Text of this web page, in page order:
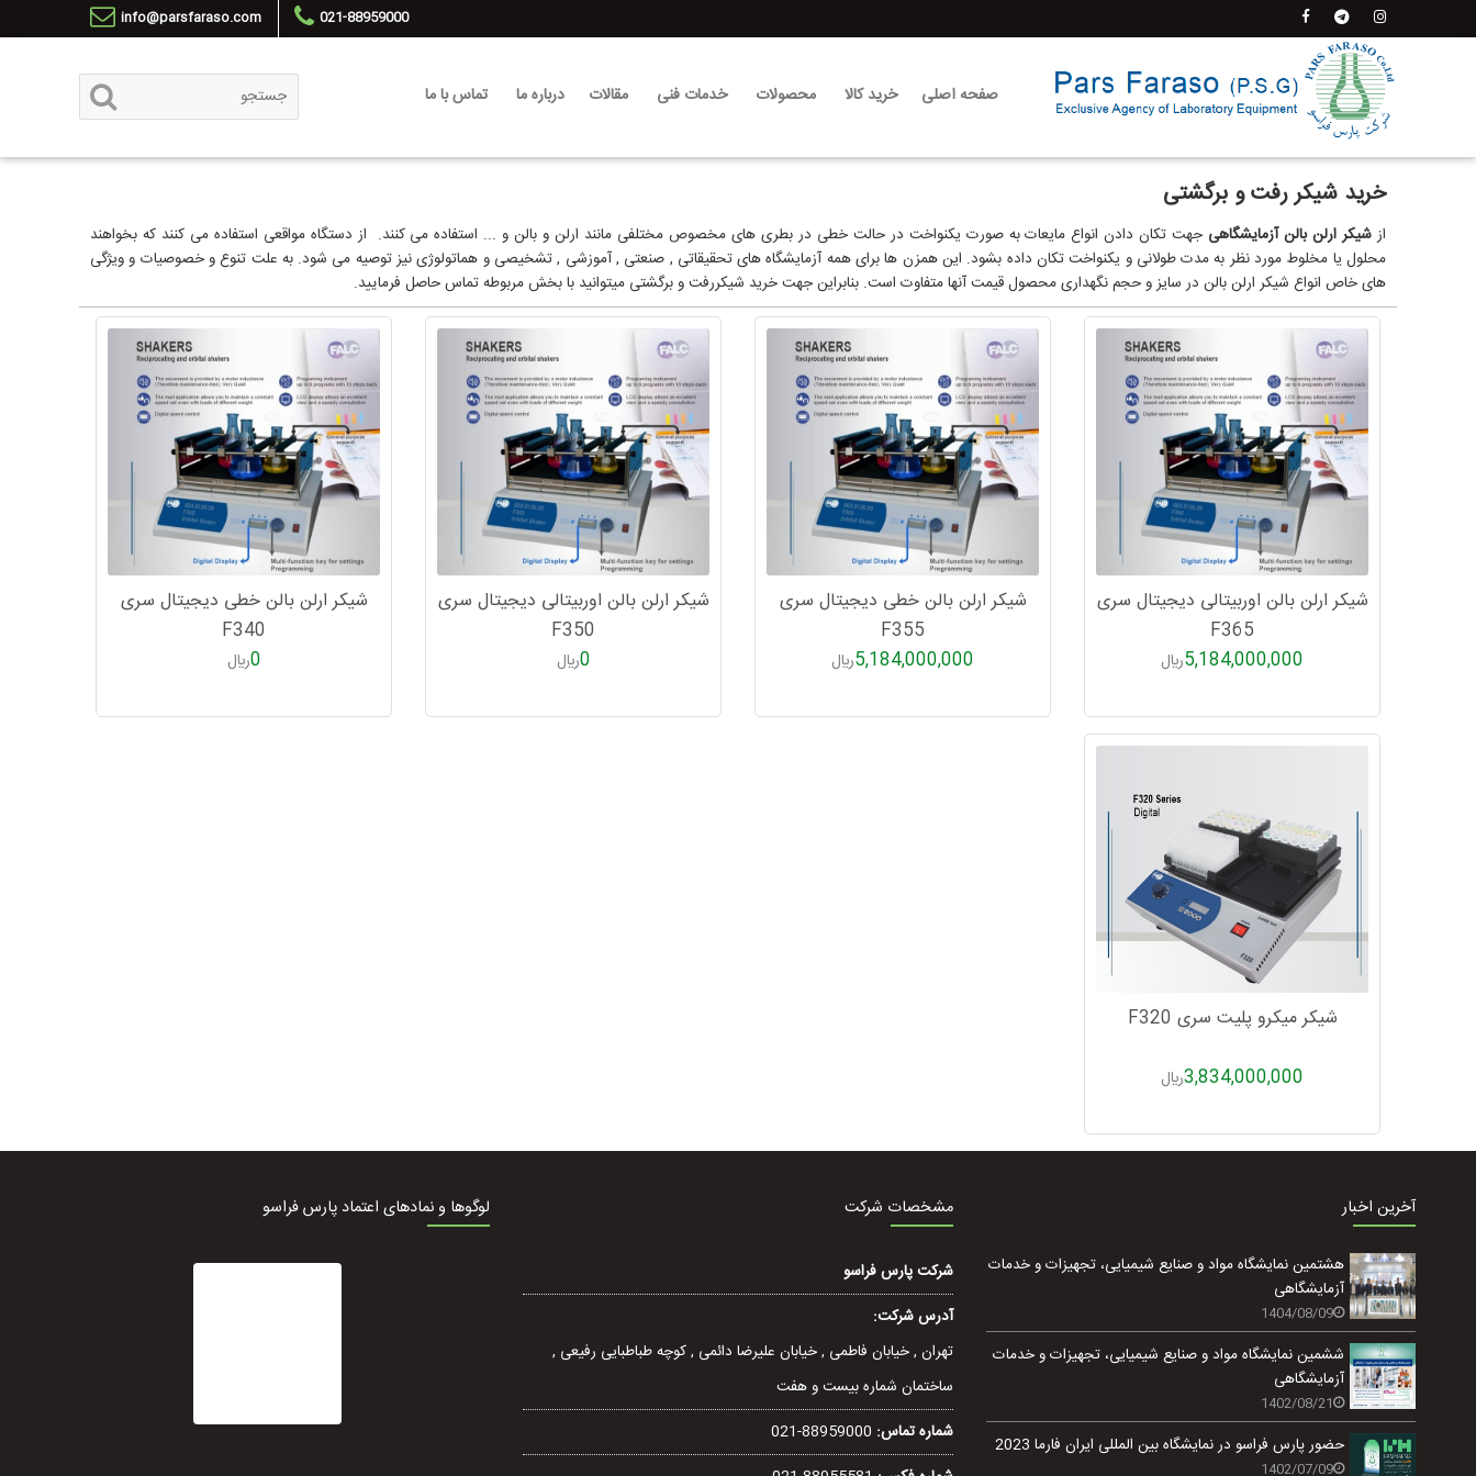
info@parsfaraso.com 021-88959000
صفحه اصلی خرید کالا محصولات خدمات فنی مقالات درباره ما تماس با ما
خرید شیکر رفت و برگشتی
از شیکر ارلن بالن آزمایشگاهی جهت تکان دادن انواع مایعات به صورت یکنواخت در حالت خطی در بطری های مخصوص مختلفی مانند ارلن و بالن و ... استفاده می کنند. از دستگاه مواقعی استفاده می کنند که بخواهند
محلول یا مخلوط مورد نظر به مدت طولانی و یکنواخت تکان داده بشود. این همزن ها برای همه آزمایشگاه های تحقيقاتی , صنعتی , آموزشی , تشخیصی و هماتولوژی نیز توصیه می شود. به علت تنوع و خصوصیات و ویژگی
های خاص انواع شیکر ارلن بالن در سایز و حجم نگهداری محصول قیمت آنها متفاوت است. بنابراین جهت خرید شیکررفت و برگشتی میتوانید با بخش مربوطه تماس حاصل فرمایید.
شیکر ارلن بالن اوربیتالی دیجیتال سری
F365
5,184,000,000ريال
شیکر ارلن بالن خطی دیجیتال سری
F355
5,184,000,000ريال
شیکر ارلن بالن اوربیتالی دیجیتال سری
F350
0ريال
شیکر ارلن بالن خطی دیجیتال سری
F340
0ريال
شیکر میکرو پلیت سری F320
3,834,000,000ريال
آخرین اخبار
هشتمین نمایشگاه مواد و صنایع شیمیایی، تجهیزات و خدمات
آزمایشگاهی
1404/08/09
ششمین نمایشگاه مواد و صنایع شیمیایی، تجهیزات و خدمات
آزمایشگاهی
1402/08/21
حضور پارس فراسو در نمایشگاه بین المللی ایران فارما 2023
1402/07/09
مشخصات شرکت
شرکت پارس فراسو
آدرس شرکت:
تهران , خيابان فاطمی , خیابان عليرضا دائمی , کوچه طباطبایی رفيعی ,
ساختمان شماره بیست و هفت
شماره تماس: 021-88959000
لوگوها و نمادهای اعتماد پارس فراسو